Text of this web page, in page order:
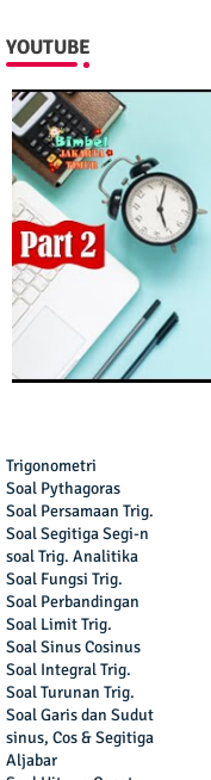
YOUTUBE
Trigonometri
Soal Pythagoras
Soal Persamaan Trig.
Soal Segitiga Segi-n
soal Trig. Analitika
Soal Fungsi Trig.
Soal Perbandingan
Soal Limit Trig.
Soal Sinus Cosinus
Soal Integral Trig.
Soal Turunan Trig.
Soal Garis dan Sudut
sinus, Cos & Segitiga
Aljabar